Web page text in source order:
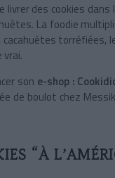
des cookies dans
La foodie
torréfiées,
vrai.
son e-shop :
de boulot chez
“À